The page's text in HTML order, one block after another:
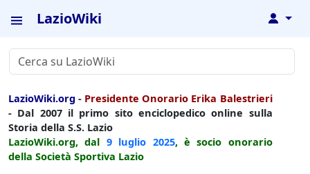
LazioWiki ↓
LazioWiki.org - Presidente Onorario Erika Balestrieri
- Dal 2007 il primo sito enciclopedico online sulla
Storia della S.S. Lazio
LazioWiki.org, dal 9 luglio 2025, è socio onorario
della Società Sportiva Lazio